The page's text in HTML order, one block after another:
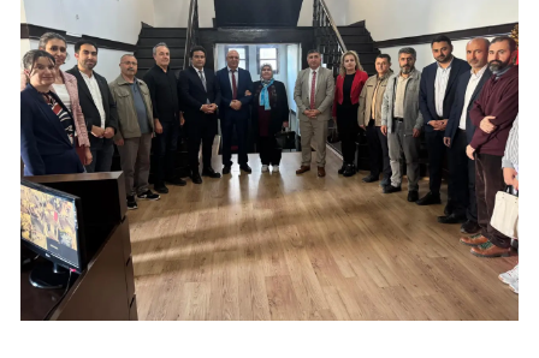
Kars
Kastamonu
Kayseri
Kırklareli
Kırşehir
Kocaeli
Konya